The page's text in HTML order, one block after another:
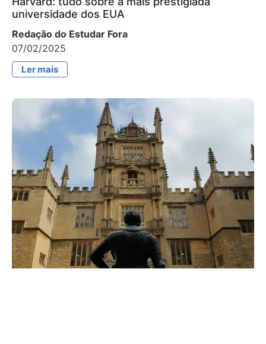
universidade dos EUA
Redação do Estudar Fora
07/02/2025
Ler mais